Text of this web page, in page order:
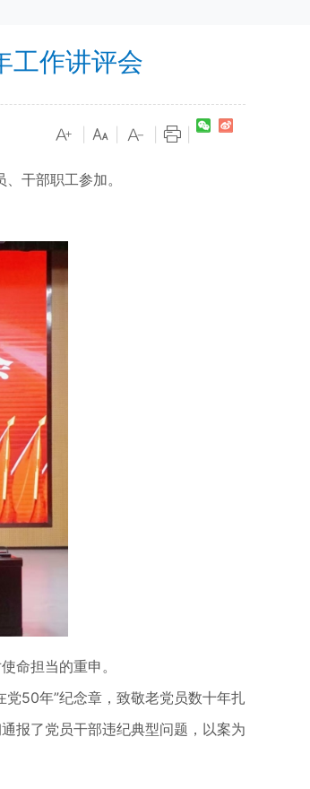
工作讲评会
干部职工参加。
命担当的重申。
50年”纪念章，致敬老党员数十年扎
报了党员干部违纪典型问题，以案为